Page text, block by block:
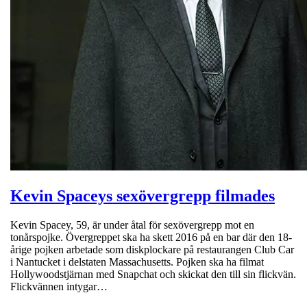
Kevin Spaceys sexövergrepp filmades
Kevin Spacey, 59, är under åtal för sexövergrepp mot en
tonårspojke. Övergreppet ska ha skett 2016 på en bar där den 18-
årige pojken arbetade som diskplockare på restaurangen Club Car
i Nantucket i delstaten Massachusetts. Pojken ska ha filmat
Hollywoodstjärnan med Snapchat och skickat den till sin flickvän.
Flickvännen intygar…